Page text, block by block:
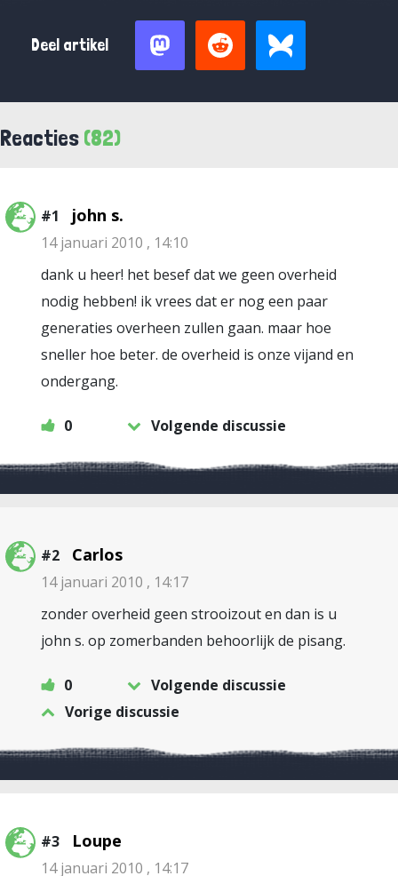
Deel artikel
Reacties (82)
#1 john s.
14 januari 2010 , 14:10
dank u heer! het besef dat we geen overheid
nodig hebben! ik vrees dat er nog een paar
generaties overheen zullen gaan. maar hoe
sneller hoe beter. de overheid is onze vijand en
ondergang.
0 Volgende discussie
#2 Carlos
14 januari 2010 , 14:17
zonder overheid geen strooizout en dan is u
john s. op zomerbanden behoorlijk de pisang.
0
Volgende discussie
Vorige discussie
#3 Loupe
14 januari 2010 , 14:17